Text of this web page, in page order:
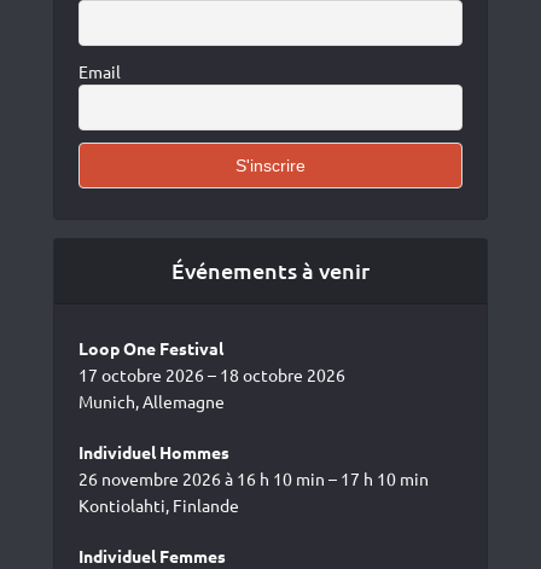
Email
Événements à venir
Loop One Festival
17 octobre 2026 – 18 octobre 2026
Munich, Allemagne
Individuel Hommes
26 novembre 2026 à 16 h 10 min – 17 h 10 min
Kontiolahti, Finlande
Individuel Femmes